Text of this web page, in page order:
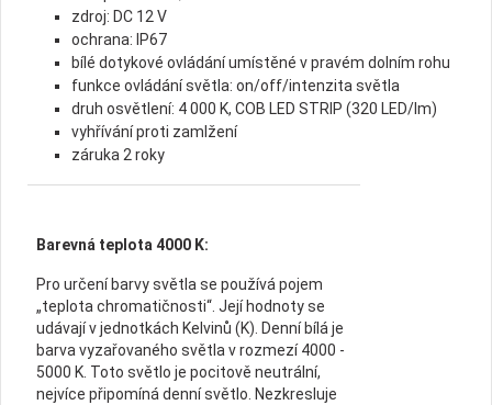
zdroj: DC 12 V
ochrana: IP67
bílé dotykové ovládání umístěné v pravém dolním rohu
funkce ovládání světla: on/off/intenzita světla
druh osvětlení: 4 000 K, COB LED STRIP (320 LED/lm)
vyhřívání proti zamlžení
záruka 2 roky
Barevná teplota 4000 K:
Pro určení barvy světla se používá pojem
„teplota chromatičnosti“. Její hodnoty se
udávají v jednotkách Kelvinů (K). Denní bílá je
barva vyzařovaného světla v rozmezí 4000 -
5000 K. Toto světlo je pocitově neutrální,
nejvíce připomíná denní světlo. Nezkresluje